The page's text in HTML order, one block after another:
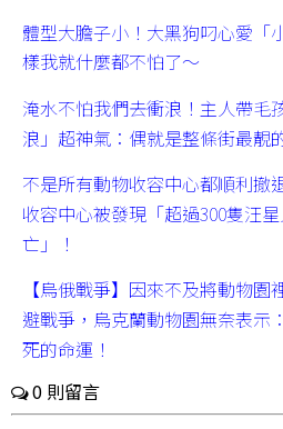
體型大膽子小！大黑狗叼心愛「
樣我就什麼都不怕了～
淹水不怕我們去衝浪！主人帶毛
浪」超神氣：偶就是整條街最靚
不是所有動物收容中心都順利撤
收容中心被發現「超過300隻汪
亡」！
【烏俄戰爭】因來不及將動物
避戰爭，烏克蘭動物園無奈表示
死的命運！